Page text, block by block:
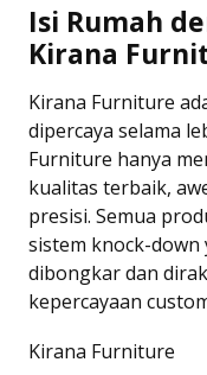
Isi Rumah
Kirana
Kirana Furniture
dipercaya selama
Furniture hanya
kualitas terbaik,
presisi. Semua
sistem knock-
dibongkar dan
kepercayaan
Kirana Furniture